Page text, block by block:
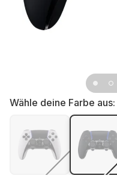
Wähle deine Farbe aus: